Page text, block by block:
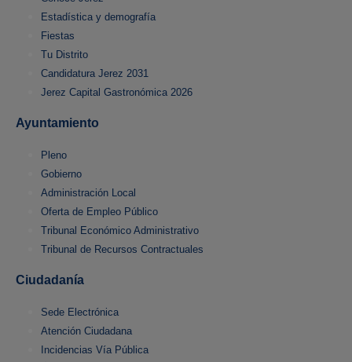
Estadística y demografía
Fiestas
Tu Distrito
Candidatura Jerez 2031
Jerez Capital Gastronómica 2026
Ayuntamiento
Pleno
Gobierno
Administración Local
Oferta de Empleo Público
Tribunal Económico Administrativo
Tribunal de Recursos Contractuales
Ciudadanía
Sede Electrónica
Atención Ciudadana
Incidencias Vía Pública